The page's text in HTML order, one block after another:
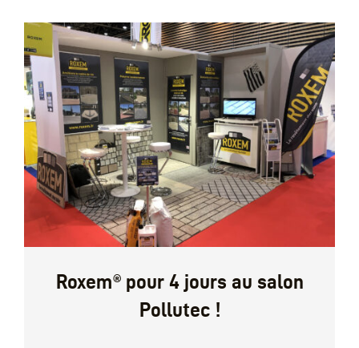
Roxem® pour 4 jours au salon
Pollutec !